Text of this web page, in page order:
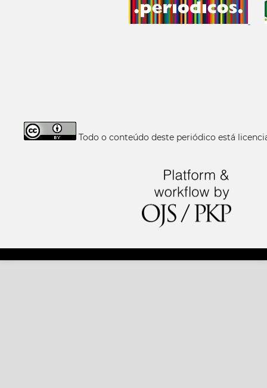
Todo o conteúdo deste periódico está